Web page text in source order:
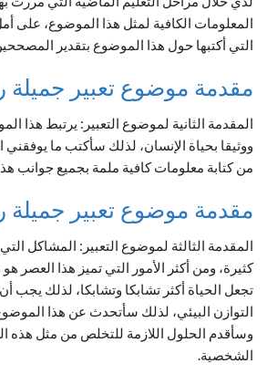
المعلومات الكافية لمثل هذا الموضوع، على
التي أكتبها حول هذا الموضوع بتقدير
مقدمة موضوع تعبير جميلة
المقدمة الثانية لموضوع التعبير: يرتبط هذا
ووثيقا بحياة الإنسان، لذلك سأكتب ما يوفقني
من كتابة معلومات كافية ملمة بجميع جوانب
مقدمة موضوع تعبير جميلة
المقدمة الثالثة لموضوع التعبير: المشاكل
كثيرة، ومن أكثر الأمور التي تميز هذا العصر
تجعل الحياة أكثر تشابكا وتشابكا، لذلك يجب
التوازن البيئي، لذلك سأتحدث عن هذا
وسأقدم الحلول اللازمة للتخلص من مثل
الشخصية.